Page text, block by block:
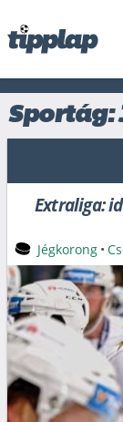
Sportág:
Extraliga:
Jégkorong •